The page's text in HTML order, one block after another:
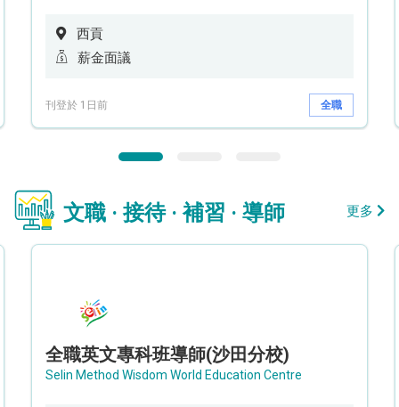
西貢
薪金面議
刊登於 1日前 全職
文職 · 接待 · 補習 · 導師 更多
全職英文專科班導師(沙田分校)
Selin Method Wisdom World Education Centre